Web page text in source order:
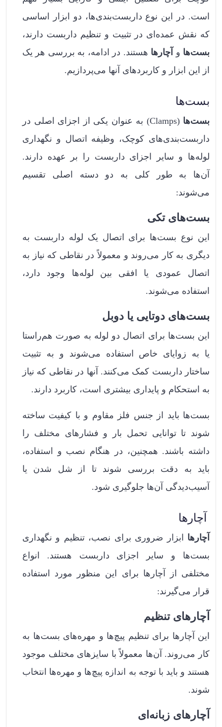
است. در این نوع داربست‌بندی‌ها، دو ابزار اساسی
که نقش عمده‌ای در تثبیت و تنظیم داربست دارند،
بست‌ها و آچارها هستند. در ادامه، به بررسی هر یک
از این ابزار و کاربردهای آنها می‌پردازیم.
بست‌ها
بست‌ها
(Clamps) به عنوان یکی از اجزای اصلی در
داربست‌بندی‌های کوچک، وظیفه اتصال و نگهداری
لوله‌ها و سایر اجزای داربست را بر عهده دارند.
آن‌ها به طور کلی به دو دسته اصلی تقسیم
می‌شوند:
بست‌های تکی
این نوع بست‌ها برای اتصال یک لوله داربست به
دیگری به کار می‌روند و معمولاً در نقاطی که نیاز به
اتصال عمودی یا افقی بین لوله‌ها وجود دارد،
استفاده می‌شوند.
بست‌های دوتایی یا دوبل
این بست‌ها برای اتصال دو لوله به صورت هم‌راستا
یا به زوایای خاص استفاده می‌شوند و به تثبیت
ساختار داربست کمک می‌کنند. آنها در نقاطی که نیاز
به استحکام و پایداری بیشتری است، کاربرد دارند.
بست‌ها باید از جنس فلز مقاوم و با کیفیت ساخته
شوند تا توانایی تحمل بار و فشارهای مختلف را
داشته باشند. همچنین، در هنگام نصب و استفاده،
باید به دقت بررسی شوند تا از شل شدن یا
آسیب‌دیدگی آن‌ها جلوگیری شود.
آچارها
آچارها ابزار ضروری برای نصب، تنظیم و نگهداری
بست‌ها و سایر اجزای داربست هستند. انواع
مختلفی از آچارها برای این منظور مورد استفاده
قرار می‌گیرند:
آچارهای تنظیم
این آچارها برای تنظیم پیچ‌ها و مهره‌های بست‌ها به
کار می‌روند. آن‌ها معمولاً با سایزهای مختلف موجود
هستند و باید با توجه به اندازه پیچ‌ها و مهره‌ها انتخاب
شوند.
آچارهای زبانه‌ای